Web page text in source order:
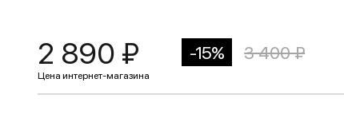
2 890 ₽ -15% 3 400 ₽